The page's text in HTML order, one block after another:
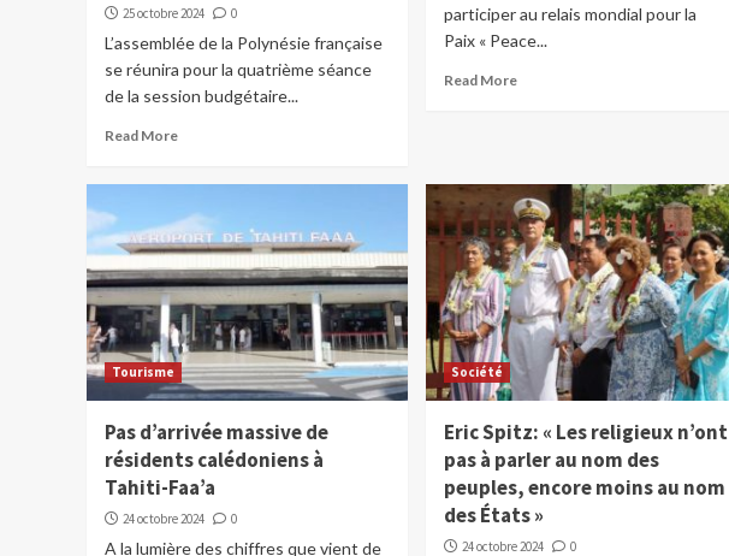
25 octobre 2024 0
L’assemblée de la Polynésie française
se réunira pour la quatrième séance
de la session budgétaire...
Read More
participer au relais mondial pour la
Paix « Peace...
Read More
Tourisme
Pas d’arrivée massive de
résidents calédoniens à
Tahiti-Faa’a
24 octobre 2024 0
A la lumière des chiffres que vient de
Société
Eric Spitz: « Les religieux n’ont
pas à parler au nom des
peuples, encore moins au nom
des États »
24 octobre 2024 0